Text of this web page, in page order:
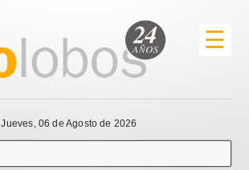
☰
Jueves, 06 de Agosto de 2026